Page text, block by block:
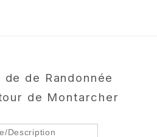
de de Randonnée
de Montarcher